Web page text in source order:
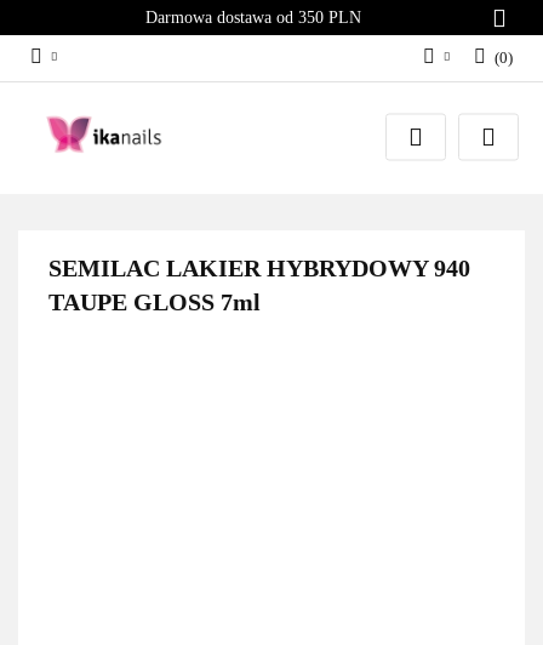
Darmowa dostawa od 350 PLN
Zaloguj się
Załóż konto
(0)
SEMILAC LAKIER HYBRYDOWY 940
TAUPE GLOSS 7ml